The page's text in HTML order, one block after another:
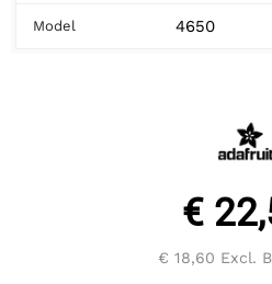
Model 4650
€
€ 18,60 Excl.